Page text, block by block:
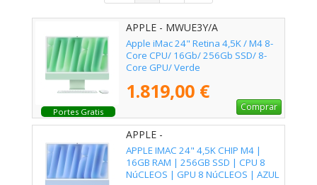
Portes Gratis
APPLE - MWUE3Y/A
Apple iMac 24" Retina 4,5K / M4 8-
Core CPU/ 16Gb/ 256Gb SSD/ 8-
Core GPU/ Verde
1.819,00 €
Comprar
APPLE -
APPLE IMAC 24" 4,5K CHIP M4 |
16GB RAM | 256GB SSD | CPU 8
NúCLEOS | GPU 8 NúCLEOS | AZUL